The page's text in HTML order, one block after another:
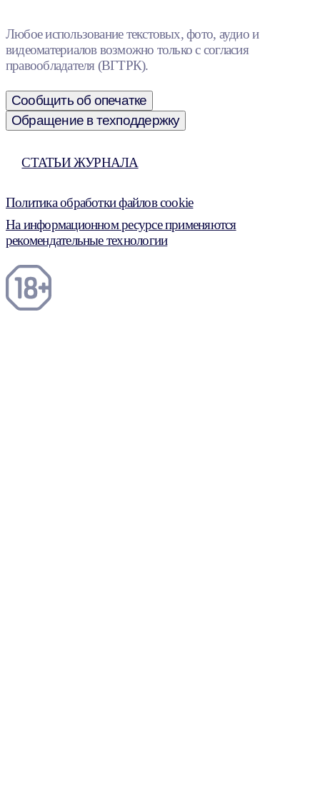
Любое использование текстовых, фото, аудио и
видеоматериалов возможно только с согласия
правообладателя (ВГТРК).
Сообщить об опечатке
Обращение в техподдержку
СТАТЬИ ЖУРНАЛА
Политика обработки файлов cookie
На информационном ресурсе применяются
рекомендательные технологии